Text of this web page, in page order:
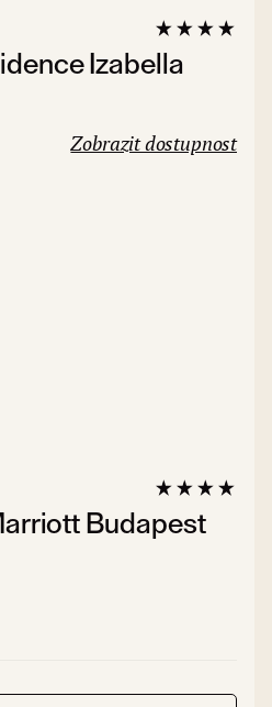
Izabella
Zobrazit dostupnost
Budapest